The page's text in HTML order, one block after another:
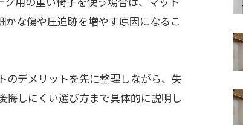
な傷や圧迫跡を増やす原因になるこ
のデメリットを先に整理しながら、失
しにくい選び方まで具体的に説明し